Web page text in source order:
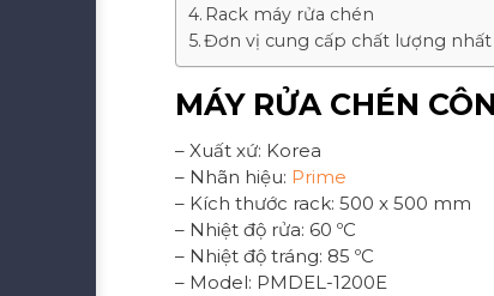
Rack máy rửa chén
Đơn vị cung cấp chất lượng nhất
MÁY RỬA CHÉN
– Xuất xứ: Korea
– Nhãn hiệu: Prime
– Kích thước rack: 500 x 500 mm
– Nhiệt độ rửa: 60 ºC
– Nhiệt độ tráng: 85 ºC
– Model: PMDEL-1200E